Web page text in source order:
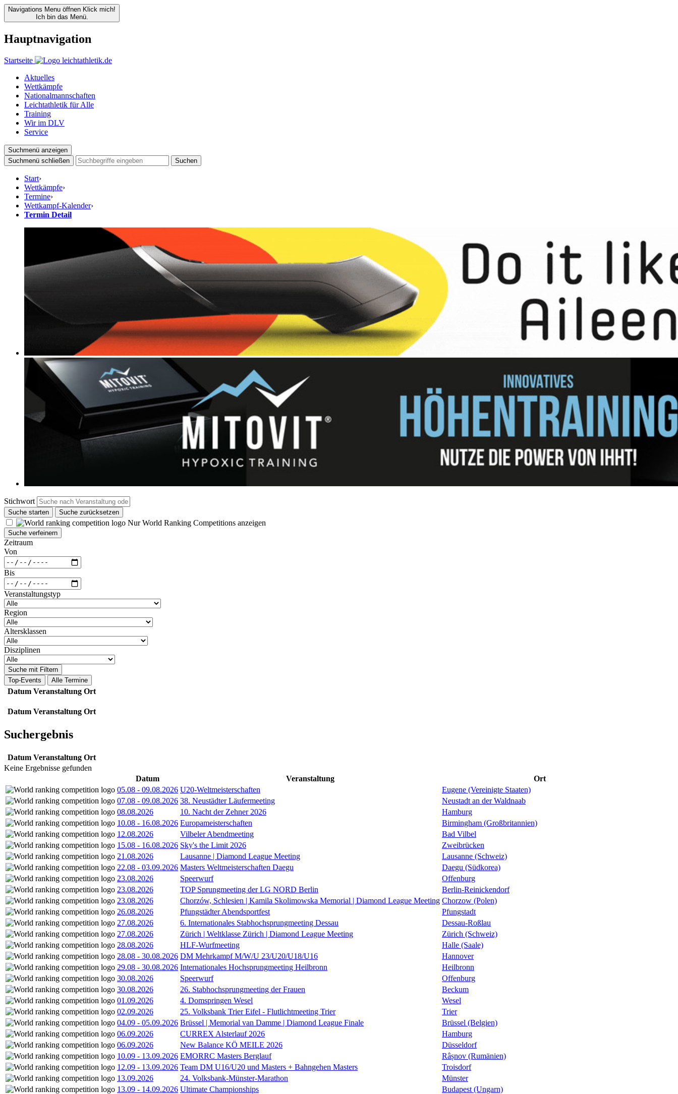
Navigations Menu öffnen Klick mich!
Ich bin das Menü.
Hauptnavigation
Startseite
Aktuelles
Wettkämpfe
Nationalmannschaften
Leichtathletik für Alle
Training
Wir im DLV
Service
Suchmenü anzeigen
Suchmenü schließen
Suchen
Start›
Wettkämpfe›
Termine›
Wettkampf-Kalender›
Termin Detail
Stichwort
Suche starten Suche zurücksetzen
Nur World Ranking Competitions anzeigen
Suche verfeinern
Zeitraum
Von
Bis
Veranstaltungstyp
Region
Altersklassen
Disziplinen
Suche mit Filtern
Top-Events
Alle Termine
Datum Veranstaltung Ort
Datum Veranstaltung Ort
Suchergebnis
Datum Veranstaltung Ort
Keine Ergebnisse gefunden
Datum
Veranstaltung
Ort
05.08 - 09.08.2026 U20-Weltmeisterschaften
Eugene (Vereinigte Staaten)
07.08 - 09.08.2026 38. Neustädter Läufermeeting
Neustadt an der Waldnaab
08.08.2026
10. Nacht der Zehner 2026
Hamburg
10.08 - 16.08.2026 Europameisterschaften
Birmingham (Großbritannien)
12.08.2026
Vilbeler Abendmeeting
Bad Vilbel
15.08 - 16.08.2026 Sky's the Limit 2026
Zweibrücken
21.08.2026
Lausanne | Diamond League Meeting
Lausanne (Schweiz)
22.08 - 03.09.2026 Masters Weltmeisterschaften Daegu
Daegu (Südkorea)
23.08.2026
Speerwurf
Offenburg
23.08.2026
TOP Sprungmeeting der LG NORD Berlin
Berlin-Reinickendorf
23.08.2026
Chorzów, Schlesien | Kamila Skolimowska Memorial | Diamond League Meeting Chorzow (Polen)
26.08.2026
Pfungstädter Abendsportfest
Pfungstadt
27.08.2026
6. Internationales Stabhochsprungmeeting Dessau
Dessau-Roßlau
27.08.2026
Zürich | Weltklasse Zürich | Diamond League Meeting
Zürich (Schweiz)
28.08.2026
HLF-Wurfmeeting
Halle (Saale)
28.08 - 30.08.2026 DM Mehrkampf M/W/U 23/U20/U18/U16
Hannover
29.08 - 30.08.2026 Internationales Hochsprungmeeting Heilbronn
Heilbronn
30.08.2026
Speerwurf
Offenburg
30.08.2026
26. Stabhochsprungmeeting der Frauen
Beckum
01.09.2026
4. Domspringen Wesel
Wesel
02.09.2026
25. Volksbank Trier Eifel - Flutlichtmeeting Trier
Trier
04.09 - 05.09.2026 Brüssel | Memorial van Damme | Diamond League Finale
Brüssel (Belgien)
06.09.2026
CURREX Alsterlauf 2026
Hamburg
06.09.2026
New Balance KÖ MEILE 2026
Düsseldorf
10.09 - 13.09.2026 EMORRC Masters Berglauf
Râșnov (Rumänien)
12.09 - 13.09.2026 Team DM U16/U20 und Masters + Bahngehen Masters
Troisdorf
13.09.2026
24. Volksbank-Münster-Marathon
Münster
13.09 - 14.09.2026 Ultimate Championships
Budapest (Ungarn)